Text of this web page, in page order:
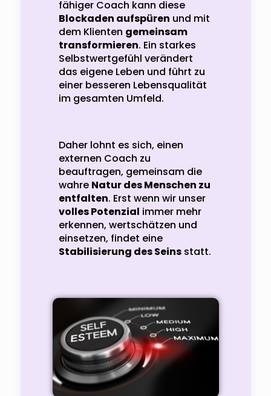
fähiger Coach kann diese
Blockaden aufspüren und mit
dem Klienten gemeinsam
transformieren. Ein starkes
Selbstwertgefühl verändert
das eigene Leben und führt zu
einer besseren Lebensqualität
im gesamten Umfeld.
Daher lohnt es sich, einen
externen Coach zu
beauftragen, gemeinsam die
wahre Natur des Menschen zu
entfalten. Erst wenn wir unser
volles Potenzial immer mehr
erkennen, wertschätzen und
einsetzen, findet eine
Stabilisierung des Seinsstatt.